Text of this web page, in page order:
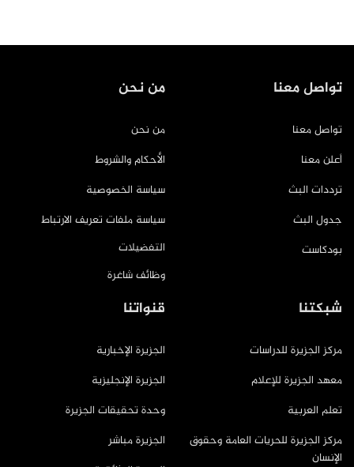
من نحن
من نحن
الأحكام والشروط
سياسة الخصوصية
سياسة ملفات تعريف الارتباط
التفضيلات
وظائف شاغرة
تواصل معنا
تواصل معنا
أعلن معنا
ترددات البث
جدول البث
بودكاست
قنواتنا
الجزيرة الإخبارية
الجزيرة الإنجليزية
وحدة تحقيقات الجزيرة
الجزيرة مباشر
شبكتنا
مركز الجزيرة للدراسات
معهد الجزيرة للإعلام
تعلم العربية
مركز الجزيرة للحريات العامة وحقوق
الإنسان